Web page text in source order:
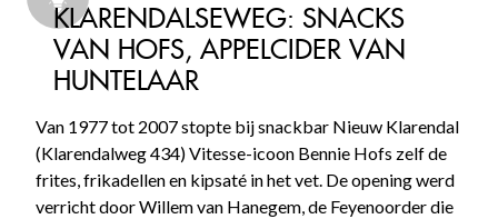
KLARENDALSEWEG: SNACKS
VAN HOFS, APPELCIDER VAN
HUNTELAAR
Van 1977 tot 2007 stopte bij snackbar Nieuw Klarendal
(Klarendalweg 434) Vitesse-icoon Bennie Hofs zelf de
frites, frikadellen en kipsaté in het vet. De opening werd
verricht door Willem van Hanegem, de Feyenoorder die